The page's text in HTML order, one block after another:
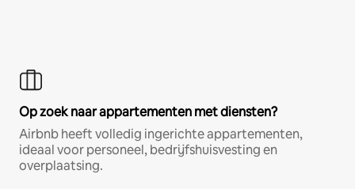
Op zoek naar appartementen met diensten?
Airbnb heeft volledig ingerichte appartementen,
ideaal voor personeel, bedrijfshuisvesting en
overplaatsing.